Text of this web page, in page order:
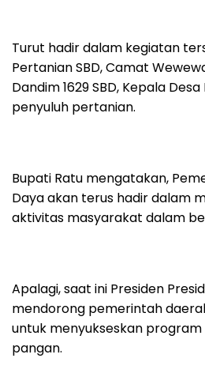
Turut hadir dalam kegiatan
Pertanian SBD, Camat
Dandim 1629 SBD, Kepala
penyuluh pertanian.
Bupati Ratu mengatakan,
Daya akan terus hadir dalam
aktivitas masyarakat dalam
Apalagi, saat ini Presiden
mendorong pemerintah
untuk menyukseskan
pangan.